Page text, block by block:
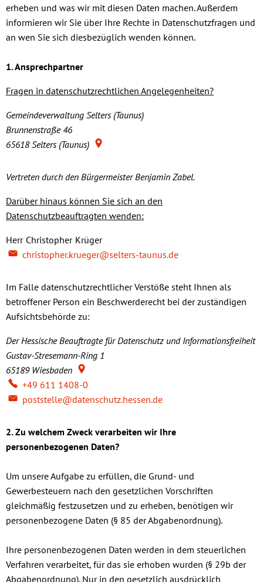
erheben und was wir mit diesen Daten machen. Außerdem
informieren wir Sie über Ihre Rechte in Datenschutzfragen und
an wen Sie sich diesbezüglich wenden können.
1. Ansprechpartner
Fragen in datenschutzrechtlichen Angelegenheiten?
Gemeindeverwaltung Selters (Taunus)
Brunnenstraße 46
65618 Selters (Taunus)
Vertreten durch den Bürgermeister Benjamin Zabel.
Darüber hinaus können Sie sich an den
Datenschutzbeauftragten wenden:
Herr Christopher Krüger
christopher.krueger@selters-taunus.de
Im Falle datenschutzrechtlicher Verstöße steht Ihnen als
betroffener Person ein Beschwerderecht bei der zuständigen
Aufsichtsbehörde zu:
Der Hessische Beauftragte für Datenschutz und Informationsfreiheit
Gustav-Stresemann-Ring 1
65189 Wiesbaden
+49 611 1408-0
poststelle@datenschutz.hessen.de
2. Zu welchem Zweck verarbeiten wir Ihre
personenbezogenen Daten?
Um unsere Aufgabe zu erfüllen, die Grund- und
Gewerbesteuern nach den gesetzlichen Vorschriften
gleichmäßig festzusetzen und zu erheben, benötigen wir
personenbezogene Daten (§ 85 der Abgabenordnung).
Ihre personenbezogenen Daten werden in dem steuerlichen
Verfahren verarbeitet, für das sie erhoben wurden (§ 29b der
Abgabenordnung). Nur in den gesetzlich ausdrücklich